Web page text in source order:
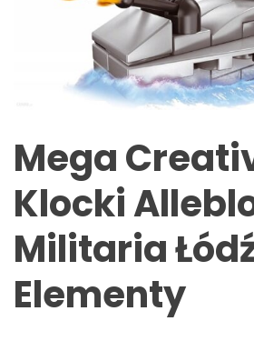
Mega
Klocki
Militaria
Elementy